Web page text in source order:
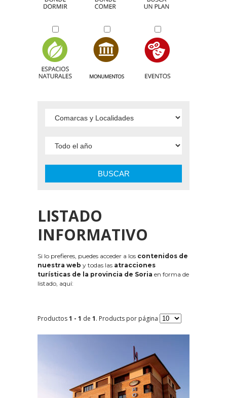
BUSCAR
LISTADO
INFORMATIVO
Si lo prefieres, puedes acceder a los contenidos de
nuestra web y todas las atracciones
turísticas de la provincia de Soria en forma de
listado, aquí:
Productos1 - 1 de 1. Products por página